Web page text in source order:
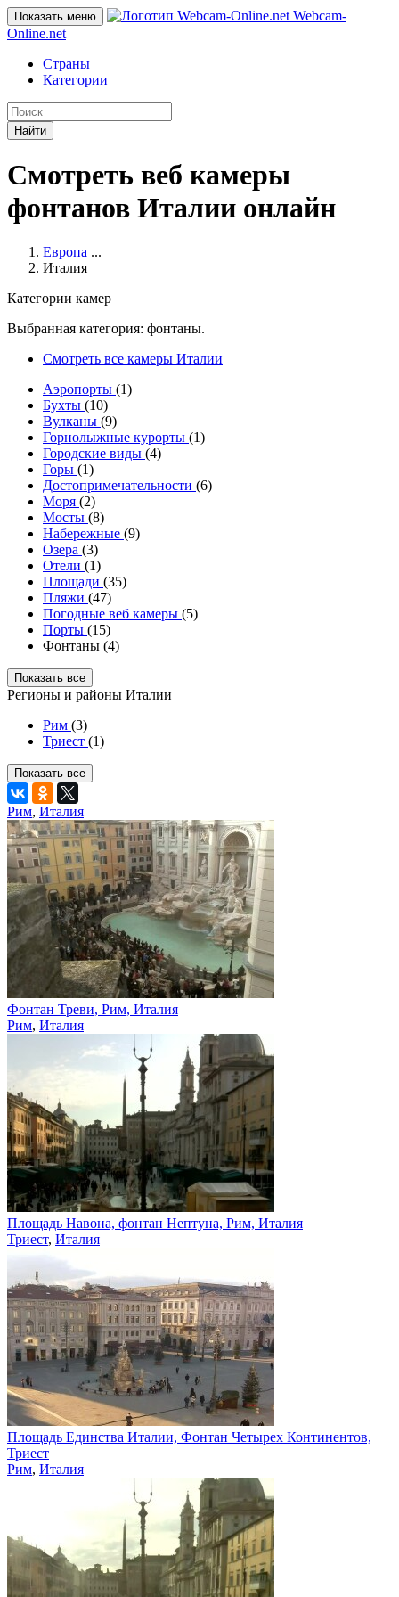
Показать меню
Webcam-
Online.net
Страны
Категории
Найти
Смотреть веб камеры
фонтанов Италии онлайн
Европа ...
Италия
Категории камер
Выбранная категория: фонтаны.
Смотреть все камеры Италии
Аэропорты (1)
Бухты (10)
Вулканы (9)
Горнолыжные курорты (1)
Городские виды (4)
Горы (1)
Достопримечательности (6)
Моря (2)
Мосты (8)
Набережные (9)
Озера (3)
Отели (1)
Площади (35)
Пляжи (47)
Погодные веб камеры (5)
Порты (15)
Фонтаны (4)
Показать все
Регионы и районы Италии
Рим (3)
Триест (1)
Показать все
Рим, Италия
Фонтан Треви, Рим, Италия
Рим, Италия
Площадь Навона, фонтан Нептуна, Рим, Италия
Триест, Италия
Площадь Единства Италии, Фонтан Четырех Континентов,
Триест
Рим, Италия